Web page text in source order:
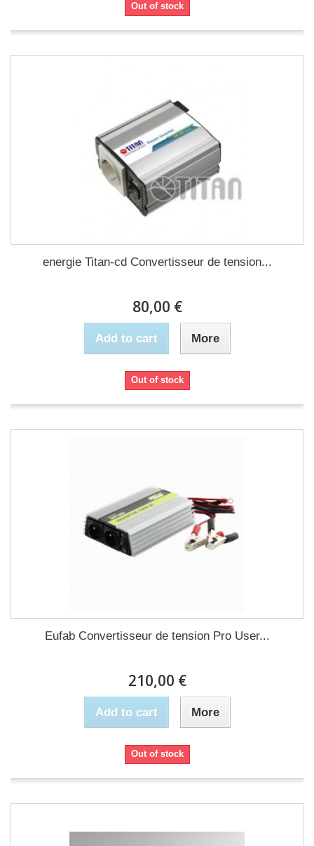
Out of stock
energie Titan-cd Convertisseur de tension...
80,00 €
Add to cart More
Out of stock
Eufab Convertisseur de tension Pro User...
210,00 €
Add to cart More
Out of stock